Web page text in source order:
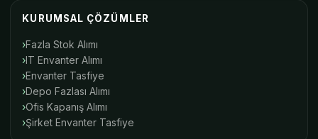
KURUMSAL ÇÖZÜMLER
Fazla Stok Alımı
IT Envanter Alımı
Envanter Tasfiye
Depo Fazlası Alımı
Ofis Kapanış Alımı
Şirket Envanter Tasfiye